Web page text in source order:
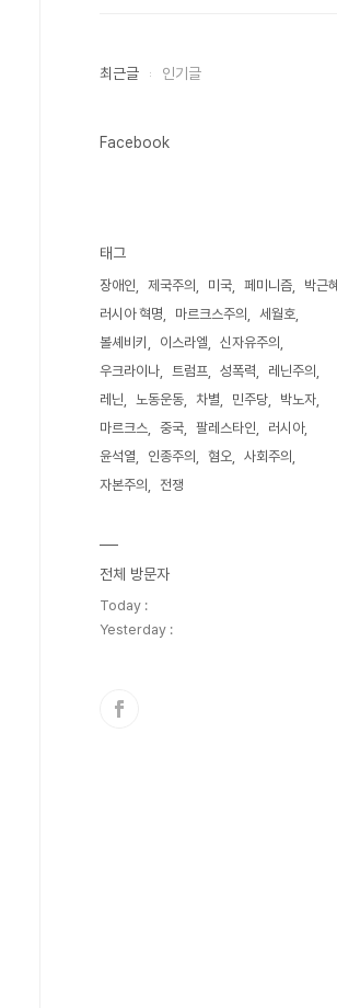
최근글 인기글
Facebook
태그
장애인 제국주의 미국 페미니즘
박근혜
러시아 혁명
마르크스주의
세월호
볼셰비키
이스라엘
신자유주의
우크라이나
트럼프 성폭력
레닌주의
레닌
노동운동 차별 민주당
박노자
마르크스
중국 팔레스타인
러시아
윤석열
인종주의 혐오
사회주의
자본주의
전쟁
전체 방문자
Today :
Yesterday :